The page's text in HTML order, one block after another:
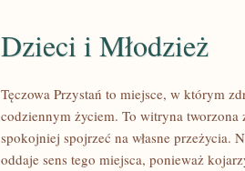
Dzieci i Młodzież
Tęczowa Przystań to miejsce, w którym
codziennym życiem. To witryna tworzona
spokojniej spojrzeć na własne przeżycia.
oddaje sens tego miejsca, ponieważ